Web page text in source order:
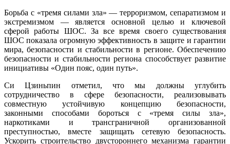
Борьба с «тремя силами зла» — терроризмом, сепаратизмом и
экстремизмом — является основной целью и ключевой
сферой работы ШОС. За все время своего существования
ШОС показала огромную эффективность в защите и гарантии
мира, безопасности и стабильности в регионе. Обеспечению
безопасности и стабильности региона способствует развитие
инициативы «Один пояс, один путь».
Си Цзиньпин отметил, что мы должны углубить
сотрудничество в сфере безопасности, реализовывать
совместную устойчивую концепцию безопасности,
законными способами бороться с «тремя силы зла»,
наркотиками и трансграничной организованной
преступностью, вместе защищать сетевую безопасность.
Ускорить строительство двустороннего механизма гарантии